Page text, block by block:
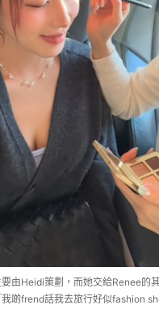
由Heidi策劃，而她交給Renee的
啲frend話我去旅行好似fashion